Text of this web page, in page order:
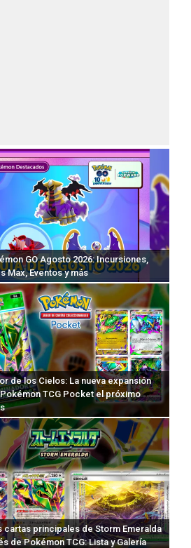
GO Agosto 2026: Incursiones,
Max, Eventos y más
de los Cielos: La nueva expansión
Pokémon TCG Pocket el próximo
cartas principales de Storm Emeralda
de Pokémon TCG: Lista y Galería